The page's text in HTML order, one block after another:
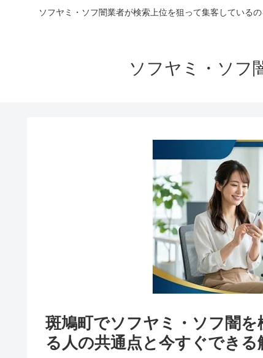
ソフヤミ・ソフ闇業者が検索上位を狙って集客している
ソフヤミ・ソフ
斑鳩町でソフヤミ・ソフ闇
る人の共通点と今すぐできる